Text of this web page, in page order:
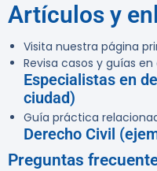
Artículos y
Visita nuestra página
Revisa casos y guías
Especialistas en
ciudad)
Guía práctica
Derecho Civil
Preguntas